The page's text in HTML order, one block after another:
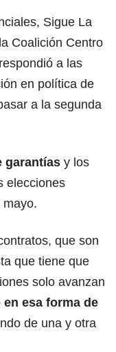
Sigue La
Coalición Centro
a las
en política de
a la segunda
garantías y los
elecciones
mayo.
que son
que tiene que
solo avanzan
esa forma de
de una y otra